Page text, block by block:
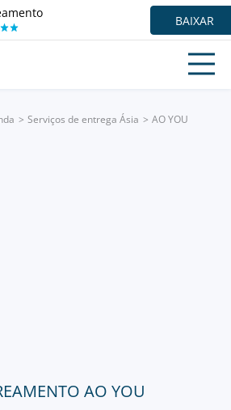
BAIXAR
Serviços de entrega Ásia AO YOU
AO YOU